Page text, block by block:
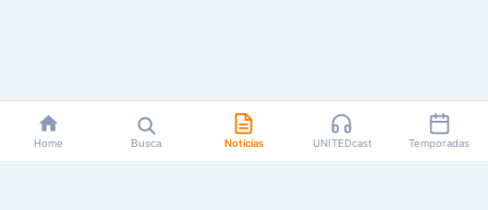
Home Busca Notícias UNITEDcast Temporadas